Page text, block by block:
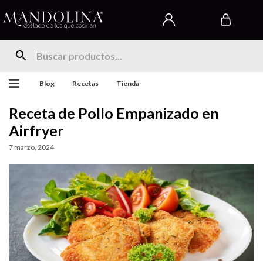
Blog Recetas Tienda
Receta de Pollo Empanizado en
Airfryer
7 marzo, 2024